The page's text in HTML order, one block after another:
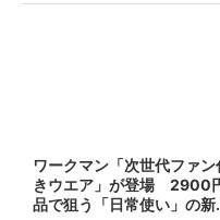
ワークマン「次世代ファン
きウエア」が登場 2900
品で狙う「日常使い」の新